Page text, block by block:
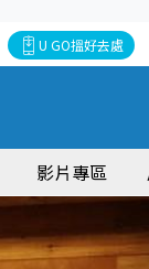
U GO搵好去處
影片專區